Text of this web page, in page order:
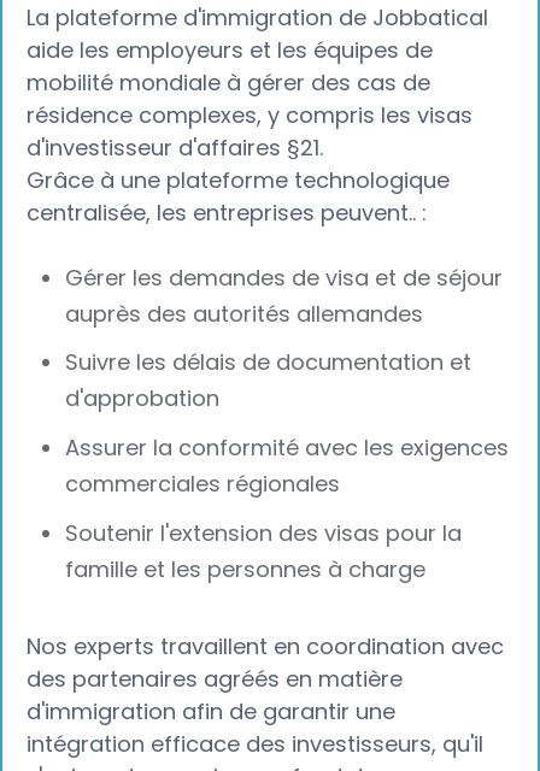
La plateforme d'immigration de Jobbatical
aide les employeurs et les équipes de
mobilité mondiale à gérer des cas de
résidence complexes, y compris les visas
d'investisseur d'affaires §21.
Grâce à une plateforme technologique
centralisée, les entreprises peuvent.. :
Gérer les demandes de visa et de séjour
auprès des autorités allemandes
Suivre les délais de documentation et
d'approbation
Assurer la conformité avec les exigences
commerciales régionales
Soutenir l'extension des visas pour la
famille et les personnes à charge
Nos experts travaillent en coordination avec
des partenaires agréés en matière
d'immigration afin de garantir une
intégration efficace des investisseurs, qu'il